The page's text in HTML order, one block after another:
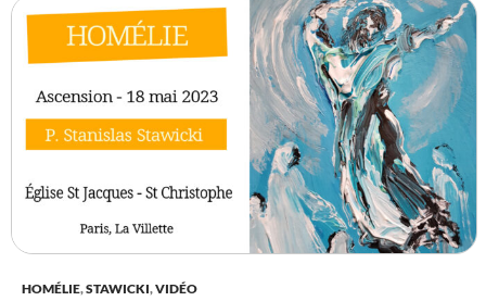
HOMÉLIE,STAWICKI,VIDÉO